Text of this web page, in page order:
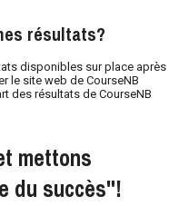
résultats?
disponibles sur place après
le site web de CourseNB
des résultats de CourseNB
mettons
du succès"!